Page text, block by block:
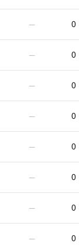
— 0
— 0
— 0
— 0
— 0
— 0
— 0
— 0
0
0
0
0
0
0
0
0